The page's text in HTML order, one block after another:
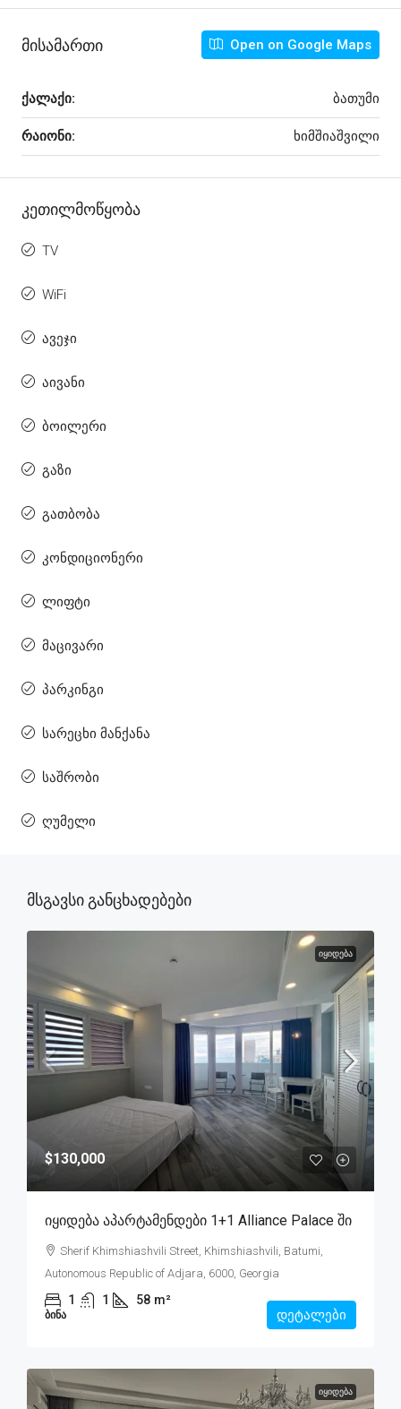
Მისამართი Open on Google Maps
ქალაქი: ბათუმი
რაიონი: ხიმშიაშვილი
Კეთილმოწყობა
TV
WiFi
ავეჯი
აივანი
ბოილერი
გაზი
გათბობა
კონდიციონერი
ლიფტი
მაცივარი
პარკინგი
სარეცხი მანქანა
საშრობი
ღუმელი
Მსგავსი Განცხადებები
ᲘᲧᲘᲓᲔᲑᲐ
$130,000
Იყიდება Აპარტამენდები 1+1 Alliance Palace Ში
Sherif Khimshiashvili Street, Khimshiashvili, Batumi,
Autonomous Republic of Adjara, 6000, Georgia
1 1 58 m²
ᲑᲘᲜᲐ დეტალები
ᲘᲧᲘᲓᲔᲑᲐ